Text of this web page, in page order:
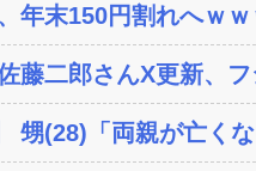
年末150円割れへｗ
藤二郎さんX更新、
甥(28)「両親が亡く